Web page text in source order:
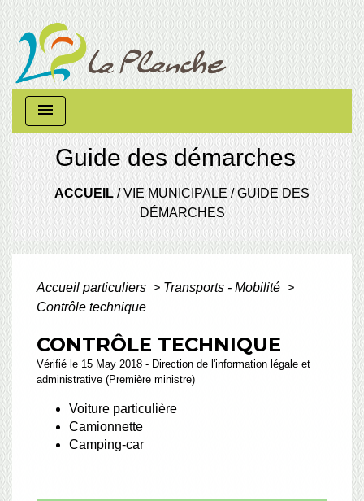
menu
Guide des démarches
ACCUEIL/VIE MUNICIPALE/GUIDE DES
DÉMARCHES
Accueil particuliers > Transports - Mobilité >
Contrôle technique
CONTRÔLE TECHNIQUE
Vérifié le 15 May 2018 - Direction de l'information légale et
administrative (Première ministre)
Voiture particulière
Camionnette
Camping-car